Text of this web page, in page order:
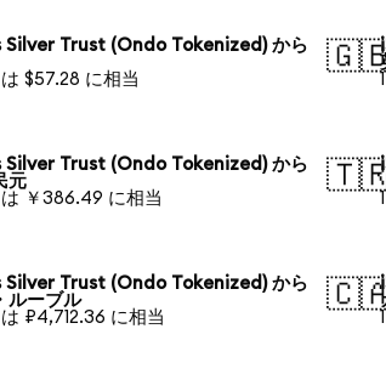
Silver Trust (Ondo Tokenized) から
は $57.28 に相当
Silver Trust (Ondo Tokenized) から
元
は ￥386.49 に相当
Silver Trust (Ondo Tokenized) から
ルーブル
は ₽4,712.36 に相当